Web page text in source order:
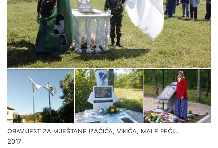
OBAVIJEST ZA MJEŠTANE IZAČIĆA, VIKIĆA, MALE PEĆI…
2017